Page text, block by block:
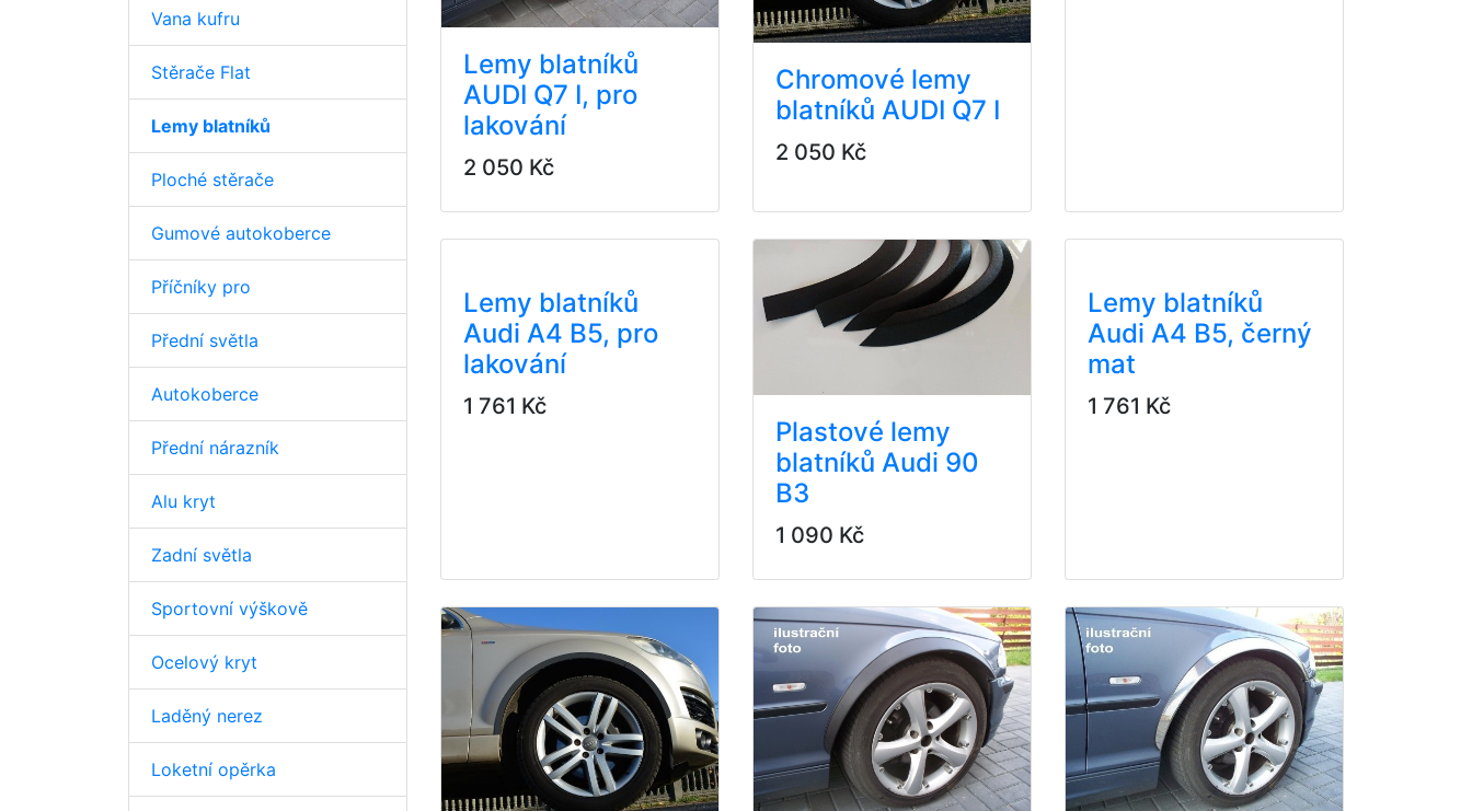
Vana kufru
Stěrače Flat
Lemy blatníků
Ploché stěrače
Gumové autokoberce
Příčníky pro
Přední světla
Autokoberce
Přední nárazník
Alu kryt
Zadní světla
Sportovní výškově
Ocelový kryt
Laděný nerez
Loketní opěrka
Lemy blatníků
AUDI Q7 I, pro
lakování
2 050 Kč
Chromové lemy
blatníků AUDI Q7 I
2 050 Kč
Lemy blatníků
Audi A4 B5, pro
lakování
1 761 Kč
Plastové lemy
blatníků Audi 90
B3
1 090 Kč
Lemy blatníků
Audi A4 B5, černý
mat
1 761 Kč